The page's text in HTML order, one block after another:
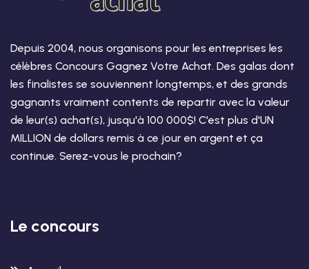
Depuis 2004, nous organisons pour les entreprises les
célèbres Concours Gagnez Votre Achat. Des galas dont
les finalistes se souviennent longtemps, et des grands
gagnants vraiment contents de repartir avec la valeur
de leur(s) achat(s), jusqu'à 100 000$! C'est plus d'UN
MILLION de dollars remis à ce jour en argent et ça
continue. Serez-vous le prochain?
Le concours